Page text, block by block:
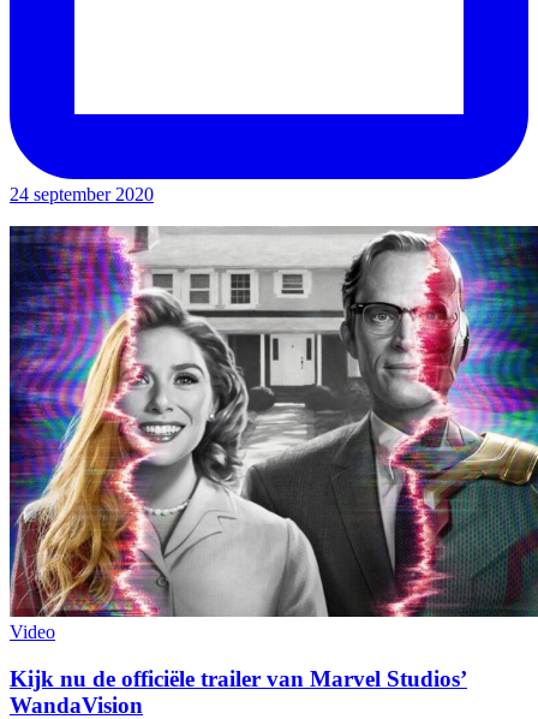
24 september 2020
Video
Kijk nu de officiële trailer van Marvel Studios’
WandaVision